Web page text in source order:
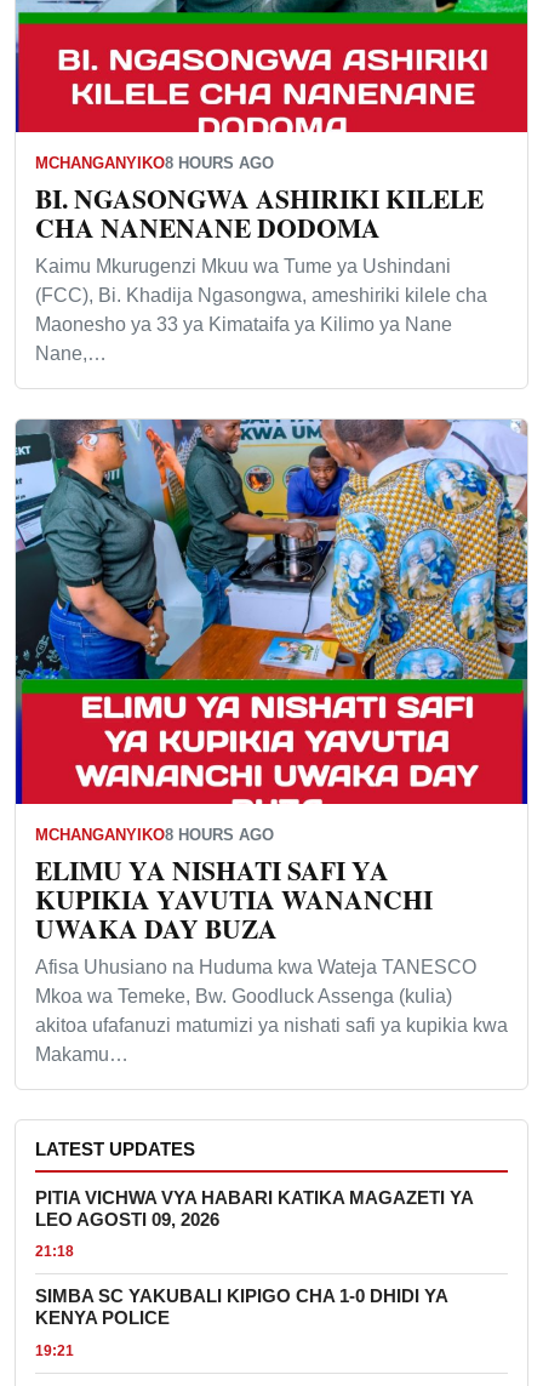
MCHANGANYIKO8 HOURS AGO
BI. NGASONGWA ASHIRIKI KILELE
CHA NANENANE DODOMA
Kaimu Mkurugenzi Mkuu wa Tume ya Ushindani
(FCC), Bi. Khadija Ngasongwa, ameshiriki kilele cha
Maonesho ya 33 ya Kimataifa ya Kilimo ya Nane
Nane,…
MCHANGANYIKO8 HOURS AGO
ELIMU YA NISHATI SAFI YA
KUPIKIA YAVUTIA WANANCHI
UWAKA DAY BUZA
Afisa Uhusiano na Huduma kwa Wateja TANESCO
Mkoa wa Temeke, Bw. Goodluck Assenga (kulia)
akitoa ufafanuzi matumizi ya nishati safi ya kupikia kwa
Makamu…
LATEST UPDATES
PITIA VICHWA VYA HABARI KATIKA MAGAZETI YA
LEO AGOSTI 09, 2026
21:18
SIMBA SC YAKUBALI KIPIGO CHA 1-0 DHIDI YA
KENYA POLICE
19:21